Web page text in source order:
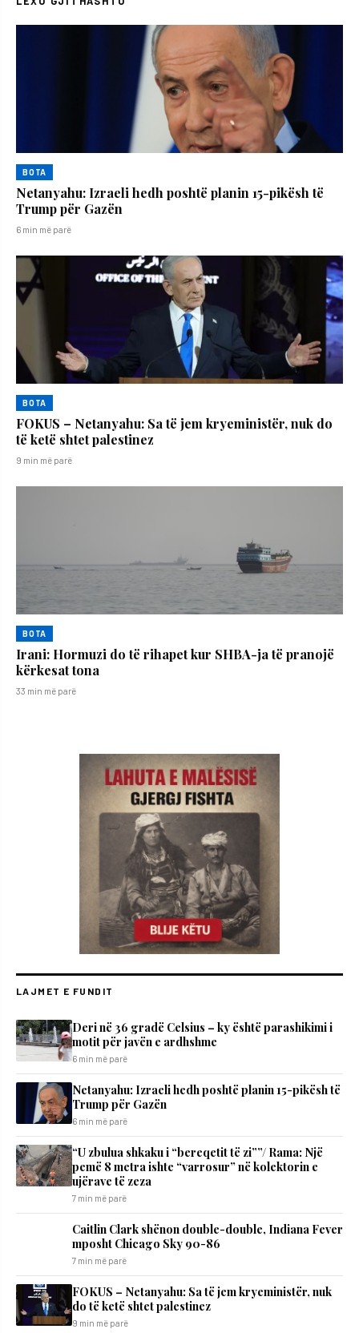
BOTA
Netanyahu: Izraeli hedh poshtë planin 15-pikësh të
Trump për Gazën
6 min më parë
BOTA
FOKUS – Netanyahu: Sa të jem kryeministër, nuk do
të ketë shtet palestinez
9 min më parë
BOTA
Irani: Hormuzi do të rihapet kur SHBA-ja të pranojë
kërkesat tona
33 min më parë
LAJMET E FUNDIT
Deri në 36 gradë Celsius – ky është parashikimi i
motit për javën e ardhshme
6 min më parë
Netanyahu: Izraeli hedh poshtë planin 15-pikësh të
Trump për Gazën
6 min më parë
“U zbulua shkaku i “bereqetit të zi””/ Rama: Një
pemë 8 metra ishte “varrosur” në kolektorin e
ujërave të zeza
7 min më parë
Caitlin Clark shënon double-double, Indiana Fever
mposht Chicago Sky 90-86
7 min më parë
FOKUS – Netanyahu: Sa të jem kryeministër, nuk
do të ketë shtet palestinez
9 min më parë